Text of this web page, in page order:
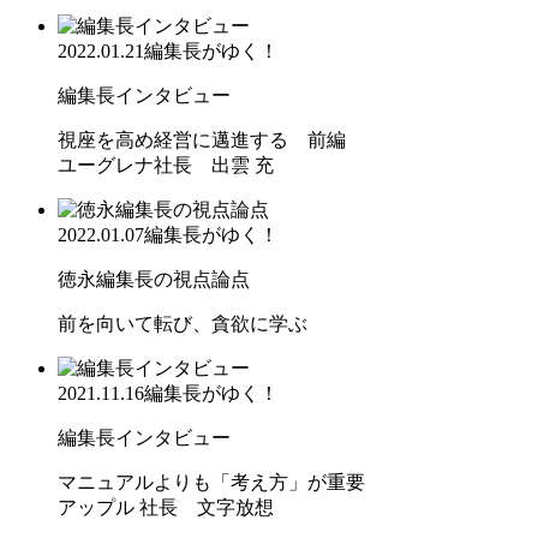
2022.01.21編集長がゆく！
編集長インタビュー
視座を高め経営に邁進する 前編
ユーグレナ社長 出雲 充
2022.01.07編集長がゆく！
徳永編集長の視点論点
前を向いて転び、貪欲に学ぶ
2021.11.16編集長がゆく！
編集長インタビュー
マニュアルよりも「考え方」が重要
アップル 社長 文字放想